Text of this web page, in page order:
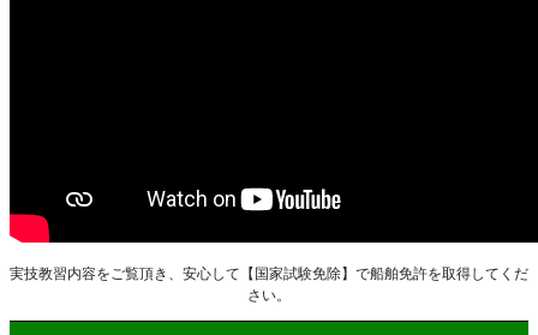
実技教習内容をご覧頂き、安心して【国家試験免除】で船舶免許を取得してくだ
さい。